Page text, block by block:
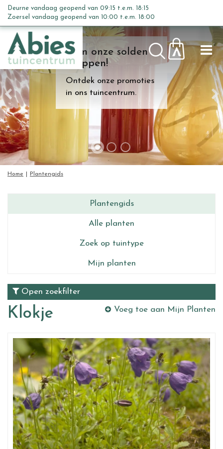
n
c
o
n
t
e
n
t
Kom onze solden
shoppen!
Ontdek onze promoties
in ons tuincentrum.
Home Plantengids
Deurne vandaag geopend van 09:15 t.e.m. 18:15
Zoersel vandaag geopend van 10:00 t.e.m. 18:00
Plantengids
Alle planten
Zoek op tuintype
Mijn planten
Open zoekfilter
Klokje Voeg toe aan Mijn Planten